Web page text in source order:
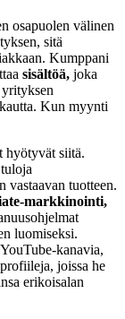
osapuolen välinen
sitä
Kumppani
sisältöä, joka
Kun myynti
hyötyvät siitä.
vastaavan tuotteen.
markkinointi,
luomiseksi.
kanavia,
joissa he
erikoisalan